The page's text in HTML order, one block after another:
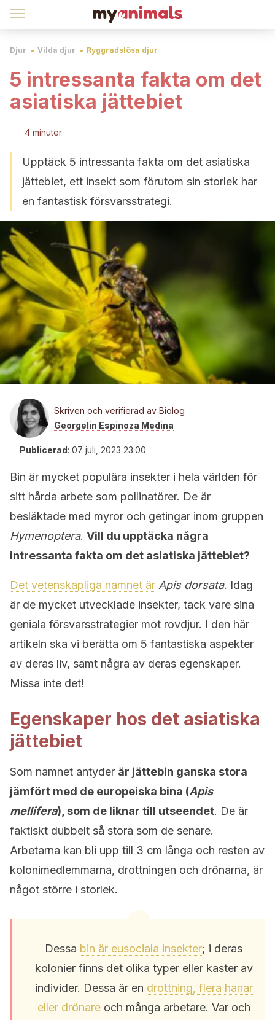
Djur Vilda djur Ryggradslösa djur
5 intressanta fakta om det
asiatiska jättebiet
4 minuter
Upptäck 5 intressanta fakta om det asiatiska
jättebiet, ett insekt som förutom sin storlek har
en fantastisk försvarsstrategi.
Skriven och verifierad av Biolog
Georgelin Espinoza Medina
Publicerad: 07 juli, 2023 23:00
Bin är mycket populära insekter i hela världen för
sitt hårda arbete som pollinatörer. De är
besläktade med myror och getingar inom gruppen
Hymenoptera. Vill du upptäcka några
intressanta fakta om det asiatiska jättebiet?
Det vetenskapliga namnet är Apis dorsata. Idag
är de mycket utvecklade insekter, tack vare sina
geniala försvarsstrategier mot rovdjur. I den här
artikeln ska vi berätta om 5 fantastiska aspekter
av deras liv, samt några av deras egenskaper.
Missa inte det!
Egenskaper hos det asiatiska
jättebiet
Som namnet antyder är jättebin ganska stora
jämfört med de europeiska bina (Apis
mellifera), som de liknar till utseendet. De är
faktiskt dubbelt så stora som de senare.
Arbetarna kan bli upp till 3 cm långa och resten av
kolonimedlemmarna, drottningen och drönarna, är
något större i storlek.
Dessa bin är eusociala insekter; i deras
kolonier finns det olika typer eller kaster av
individer. Dessa är en drottning, flera hanar
eller drönareoch många arbetare. Var och